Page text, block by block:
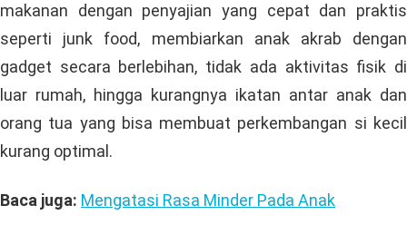
makanan dengan penyajian yang cepat dan praktis
seperti junk food, membiarkan anak akrab dengan
gadget secara berlebihan, tidak ada aktivitas fisik di
luar rumah, hingga kurangnya ikatan antar anak dan
orang tua yang bisa membuat perkembangan si kecil
kurang optimal.
Baca juga: Mengatasi Rasa Minder Pada Anak